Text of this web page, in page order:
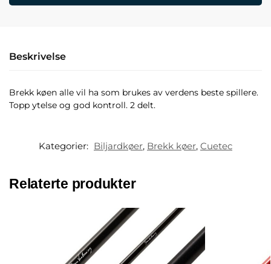
Beskrivelse
Brekk køen alle vil ha som brukes av verdens beste spillere.
Topp ytelse og god kontroll. 2 delt.
Kategorier: Biljardkøer, Brekk køer, Cuetec
Relaterte produkter